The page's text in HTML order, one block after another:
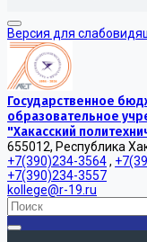
Версия для
Государственное
образовательное
"Хакасский
655012, Республика
+7(390)234-3564,
+7(390)234-3557
kollege@r-19.ru